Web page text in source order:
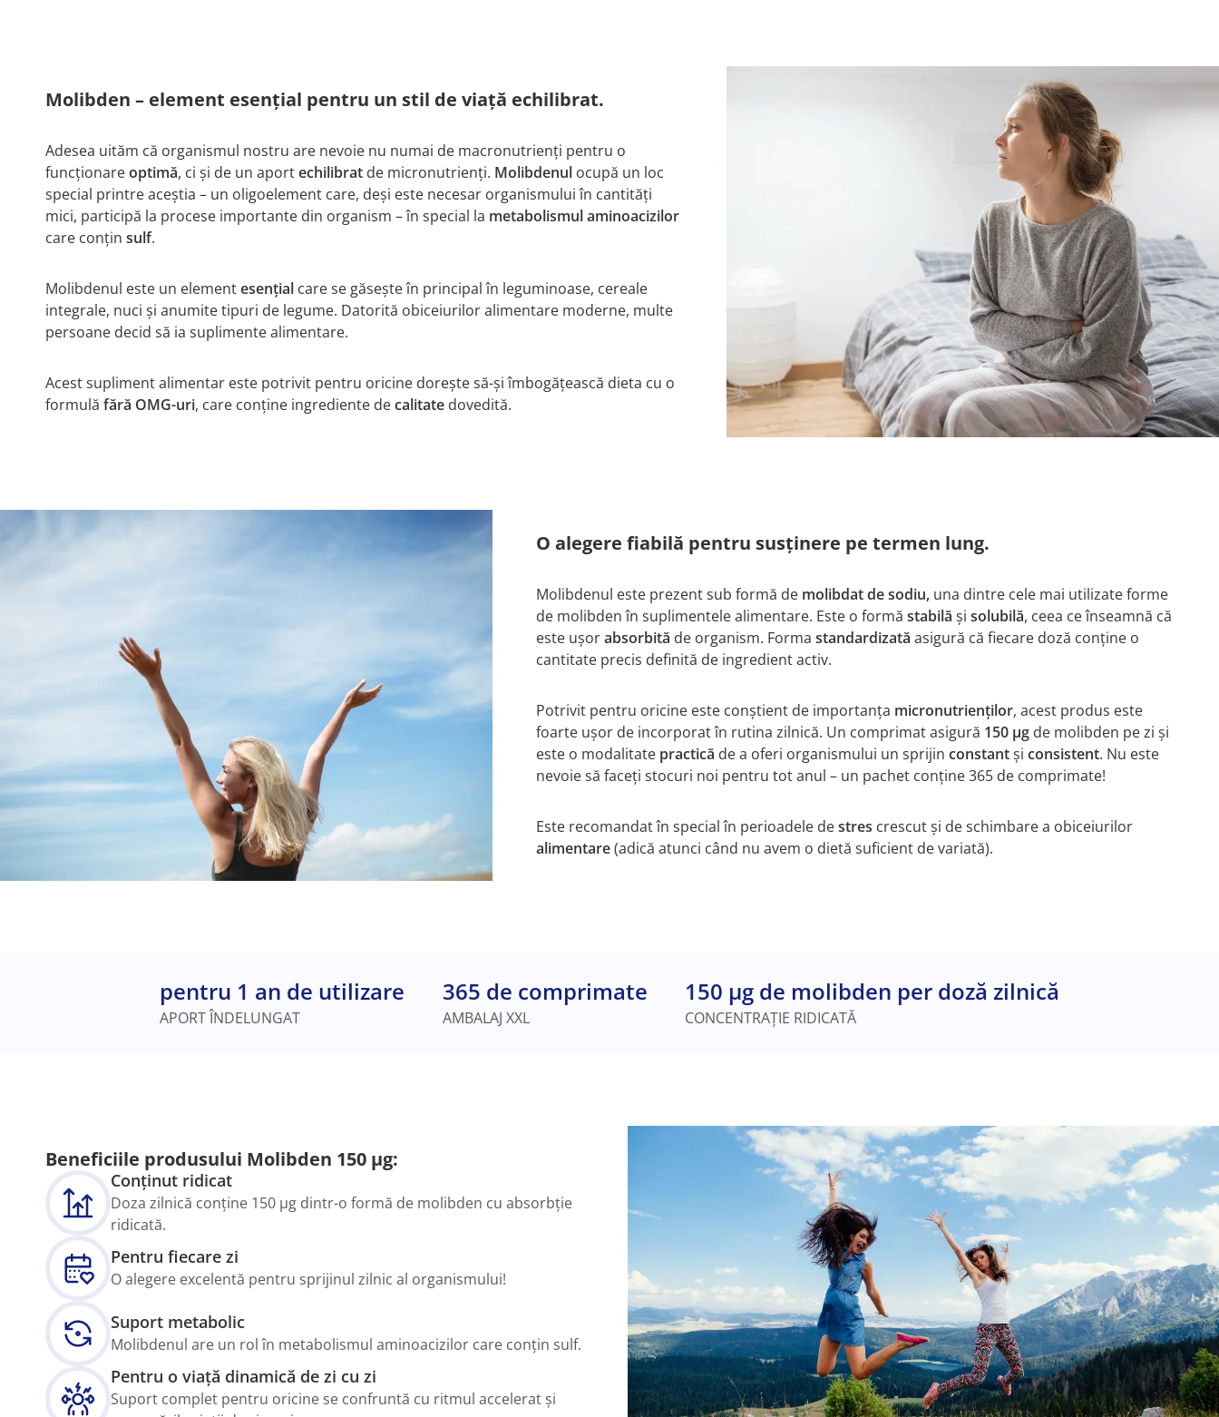
Molibden – element esențial pentru un stil de viață echilibrat.
Adesea uităm că organismul nostru are nevoie nu numai de macronutrienți pentru o
funcționareoptimă, ci și de un aportechilibrat de micronutrienți. Molibdenul ocupă un loc
special printre aceștia – un oligoelement care, deși este necesar organismului în cantități
mici, participă la procese importante din organism – în special la metabolismul aminoacizilor
care conțin sulf.
Molibdenul este un elementesențial care se găsește în principal în leguminoase, cereale
integrale, nuci și anumite tipuri de legume. Datorită obiceiurilor alimentare moderne, multe
persoane decid să ia suplimente alimentare.
Acest supliment alimentar este potrivit pentru oricine dorește să-și îmbogățească dieta cu o
formulă fără OMG-uri, care conține ingrediente decalitate dovedită.
O alegere fiabilă pentru susținere pe termen lung.
Molibdenul este prezent sub formă de molibdat de sodiu, una dintre cele mai utilizate forme
de molibden în suplimentele alimentare. Este o formăstabilășisolubilă, ceea ce înseamnă că
este ușorabsorbită de organism. Formastandardizatăasigură că fiecare doză conține o
cantitate precis definită de ingredient activ.
Potrivit pentru oricine este conștient de importanța micronutrienților, acest produs este
foarte ușor de incorporat în rutina zilnică. Un comprimat asigură 150 µg de molibden pe zi și
este o modalitate practică de a oferi organismului un sprijinconstantșiconsistent. Nu este
nevoie să faceți stocuri noi pentru tot anul – un pachet conține 365 de comprimate!
Este recomandat în special în perioadele destres crescut și de schimbare a obiceiurilor
alimentare(adică atunci când nu avem o dietă suficient de variată).
pentru 1 an de utilizare
APORT ÎNDELUNGAT
365 de comprimate
AMBALAJ XXL
150 µg de molibden per doză zilnică
CONCENTRAȚIE RIDICATĂ
Beneficiile produsului Molibden 150 µg:
Conținut ridicat
Doza zilnică conține 150 µg dintr-o formă de molibden cu absorbție
ridicată.
Pentru fiecare zi
O alegere excelentă pentru sprijinul zilnic al organismului!
Suport metabolic
Molibdenul are un rol în metabolismul aminoacizilor care conțin sulf.
Pentru o viață dinamică de zi cu zi
Suport complet pentru oricine se confruntă cu ritmul accelerat și